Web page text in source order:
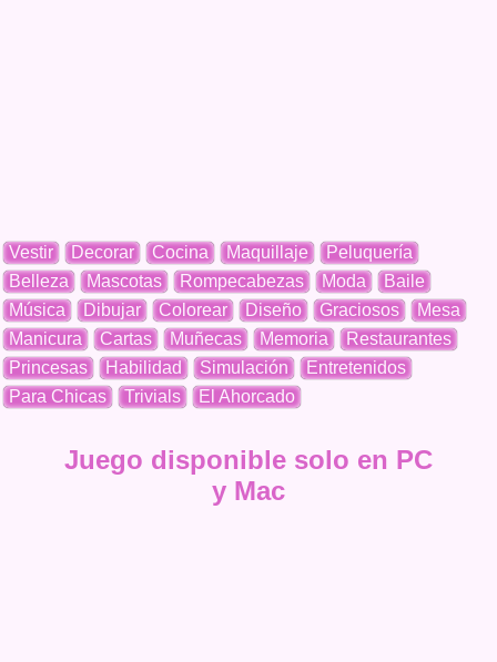
Vestir Decorar Cocina Maquillaje
Peluquería
Belleza
Mascotas Rompecabezas Moda
Baile
Música
Dibujar Colorear Diseño Graciosos
Mesa
Manicura
Cartas Muñecas Memoria
Restaurantes
Princesas
Habilidad Simulación
Entretenidos
Para Chicas
Trivials El Ahorcado
Juego disponible solo en PC
y Mac